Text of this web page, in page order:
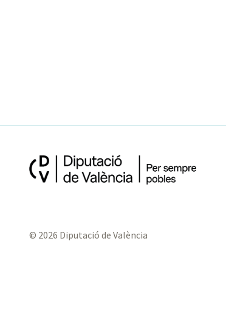
© 2026 Diputació de València